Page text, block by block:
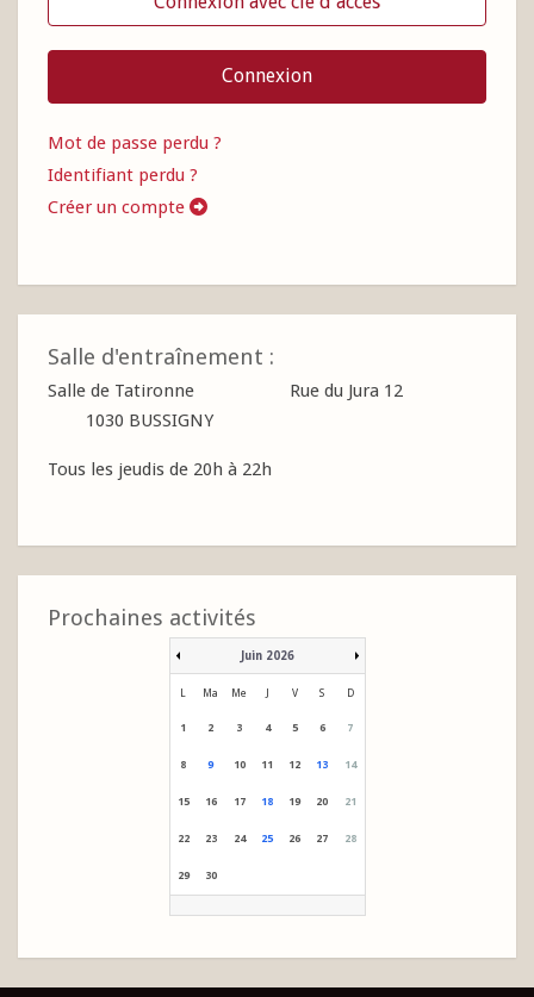
Connexion
Mot de passe perdu ?
Identifiant perdu ?
Créer un compte
Salle d'entraînement :
Salle de Tatironne Rue du Jura 12
1030 BUSSIGNY
Tous les jeudis de 20h à 22h
Prochaines activités
Juin 2026
Ma Me V S D
1 2 3 4 5 6 7
8 9 10 11 12 13 14
15 16 17 18 19 20 21
22 23 24 25 26 27 28
29 30